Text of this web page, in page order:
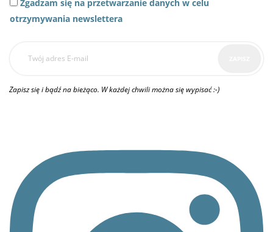
Zgadzam się na przetwarzanie danych w celu
otrzymywania newslettera
Zapisz się i bądź na bieżąco. W każdej chwili można się wypisać :-)